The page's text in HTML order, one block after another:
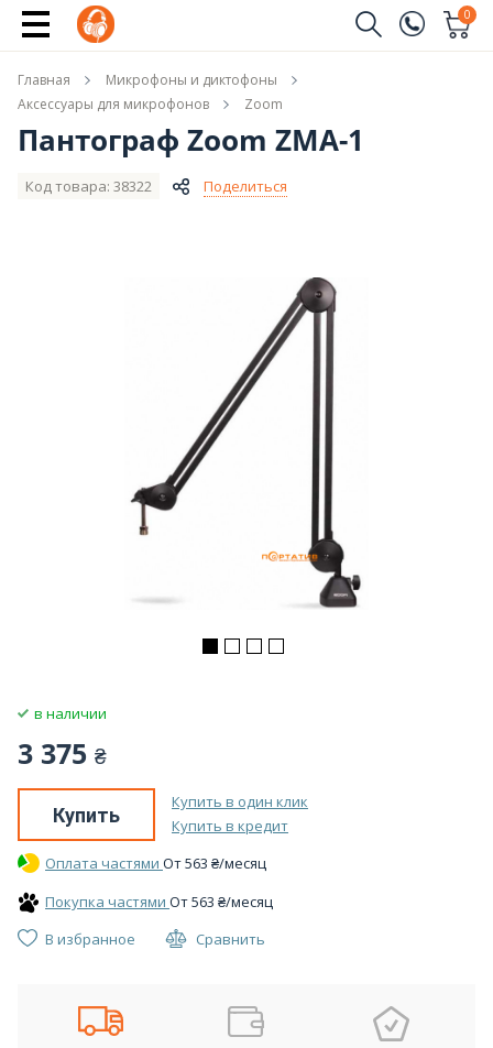
(096)
(044)
0
Имя
Отправить
Главная
Микрофоны и диктофоны
Аксессуары для микрофонов
Zoom
Пантограф Zoom ZMA-1
Код товара: 38322 Поделиться
в наличии
3 375 ₴
Купить
Купить в один клик
Купить в кредит
Оплата частями От563 ₴/месяц
Покупка частями От563 ₴/месяц
В избранное
Сравнить
Купить